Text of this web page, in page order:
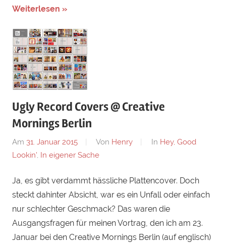
Weiterlesen »
Ugly Record Covers @ Creative
Mornings Berlin
Am 31. Januar 2015 Von Henry In Hey, Good
Lookin', In eigener Sache
Ja, es gibt verdammt hässliche Plattencover. Doch
steckt dahinter Absicht, war es ein Unfall oder einfach
nur schlechter Geschmack? Das waren die
Ausgangsfragen für meinen Vortrag, den ich am 23.
Januar bei den Creative Mornings Berlin (auf englisch)